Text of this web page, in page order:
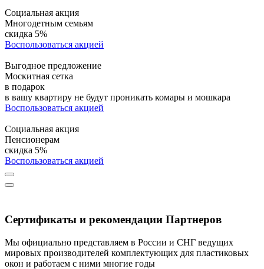
Социальная акция
Многодетным семьям
скидка 5%
Воспользоваться акцией
Выгодное предложение
Москитная сетка
в подарок
в вашу квартиру не будут проникать комары и мошкара
Воспользоваться акцией
Социальная акция
Пенсионерам
скидка 5%
Воспользоваться акцией
Сертификаты и рекомендации Партнеров
Мы официально представляем в России и СНГ ведущих
мировых производителей комплектующих для пластиковых
окон и работаем с ними многие годы